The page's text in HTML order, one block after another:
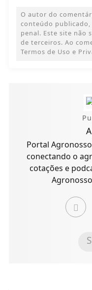
O autor do
conteúdo publicado,
penal. Este site não
de terceiros. Ao
Termos de Uso e
Portal
conectando o
cotações e